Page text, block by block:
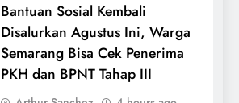
Bantuan Sosial Kembali
Disalurkan Agustus Ini, Warga
Semarang Bisa Cek Penerima
PKH dan BPNT Tahap III